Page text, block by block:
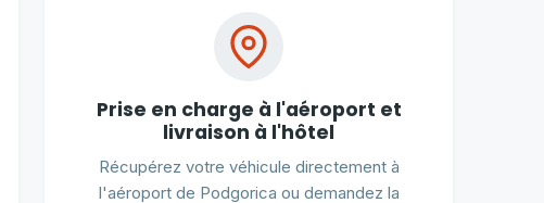
Prise en charge à l'aéroport et
livraison à l'hôtel
Récupérez votre véhicule directement à
l'aéroport de Podgorica ou demandez la